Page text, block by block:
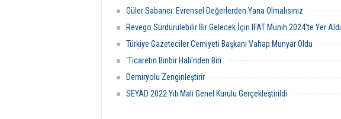
Güler Sabancı: Evrensel Değerlerden Yana Olmalısınız
Revego Sürdürülebilir Bir Gelecek İçin IFAT Münih 2024'te Yer Aldı
Türkiye Gazeteciler Cemiyeti Başkanı Vahap Munyar Oldu
'Ticaretin Binbir Hali'nden Biri
Demiryolu Zenginleştirir
SEYAD 2022 Yılı Mali Genel Kurulu Gerçekleştirildi